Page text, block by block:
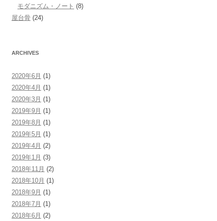
モダニズム・ノート (8)
屋台骨 (24)
ARCHIVES
2020年6月 (1)
2020年4月 (1)
2020年3月 (1)
2019年9月 (1)
2019年8月 (1)
2019年5月 (1)
2019年4月 (2)
2019年1月 (3)
2018年11月 (2)
2018年10月 (1)
2018年9月 (1)
2018年7月 (1)
2018年6月 (2)